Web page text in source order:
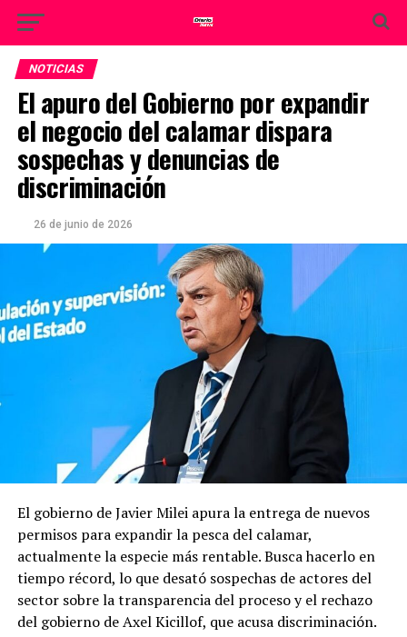
NOTICIAS
El apuro del Gobierno por expandir
el negocio del calamar dispara
sospechas y denuncias de
discriminación
26 de junio de 2026
El gobierno de Javier Milei apura la entrega de nuevos
permisos para expandir la pesca del calamar,
actualmente la especie más rentable. Busca hacerlo en
tiempo récord, lo que desató sospechas de actores del
sector sobre la transparencia del proceso y el rechazo
del gobierno de Axel Kicillof, que acusa discriminación.